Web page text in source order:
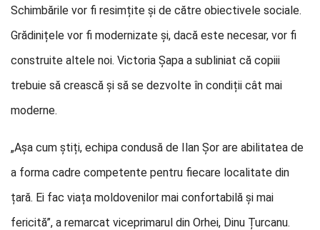
Schimbările vor fi resimțite și de către obiectivele sociale.
Grădinițele vor fi modernizate și, dacă este necesar, vor fi
construite altele noi. Victoria Șapa a subliniat că copiii
trebuie să crească și să se dezvolte în condiții cât mai
moderne.
„Așa cum știți, echipa condusă de Ilan Șor are abilitatea de
a forma cadre competente pentru fiecare localitate din
țară. Ei fac viața moldovenilor mai confortabilă și mai
fericită”, a remarcat viceprimarul din Orhei, Dinu Țurcanu.